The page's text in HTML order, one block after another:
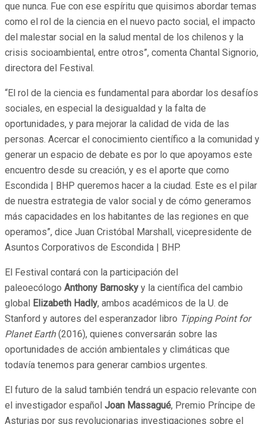
que nunca. Fue con ese espíritu que quisimos abordar temas
como el rol de la ciencia en el nuevo pacto social, el impacto
del malestar social en la salud mental de los chilenos y la
crisis socioambiental, entre otros”, comenta Chantal Signorio,
directora del Festival.
“El rol de la ciencia es fundamental para abordar los desafíos
sociales, en especial la desigualdad y la falta de
oportunidades, y para mejorar la calidad de vida de las
personas. Acercar el conocimiento científico a la comunidad y
generar un espacio de debate es por lo que apoyamos este
encuentro desde su creación, y es el aporte que como
Escondida | BHP queremos hacer a la ciudad. Este es el pilar
de nuestra estrategia de valor social y de cómo generamos
más capacidades en los habitantes de las regiones en que
operamos”, dice Juan Cristóbal Marshall, vicepresidente de
Asuntos Corporativos de Escondida | BHP.
El Festival contará con la participación del
paleoecólogo Anthony Barnosky y la científica del cambio
global Elizabeth Hadly, ambos académicos de la U. de
Stanford y autores del esperanzador libro Tipping Point for
Planet Earth(2016), quienes conversarán sobre las
oportunidades de acción ambientales y climáticas que
todavía tenemos para generar cambios urgentes.
El futuro de la salud también tendrá un espacio relevante con
el investigador español Joan Massagué, Premio Príncipe de
Asturias por sus revolucionarias investigaciones sobre el